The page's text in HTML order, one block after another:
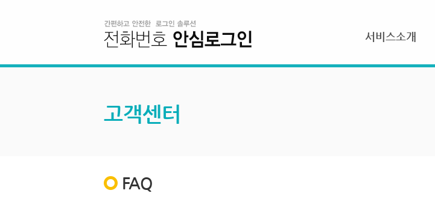
서비스소개
고객센터
FAQ